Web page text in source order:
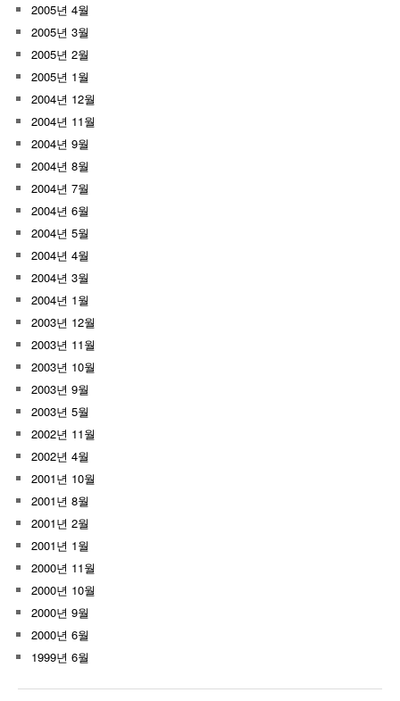
2005년 4월
2005년 3월
2005년 2월
2005년 1월
2004년 12월
2004년 11월
2004년 9월
2004년 8월
2004년 7월
2004년 6월
2004년 5월
2004년 4월
2004년 3월
2004년 1월
2003년 12월
2003년 11월
2003년 10월
2003년 9월
2003년 5월
2002년 11월
2002년 4월
2001년 10월
2001년 8월
2001년 2월
2001년 1월
2000년 11월
2000년 10월
2000년 9월
2000년 6월
1999년 6월